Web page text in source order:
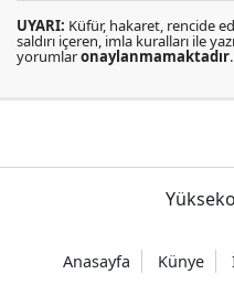
UYARI: Küfür, hakaret, rencide
saldırı içeren, imla kuralları ile
yorumlaronaylanmamaktadır.
Anasayfa Künye